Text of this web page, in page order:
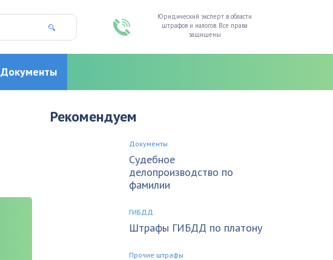
Юридический эксперт в области
штрафов и налогов. Все права
защищены
Документы
Рекомендуем
Документы
Судебное
делопроизводство по
фамилии
ГИБДД
Штрафы ГИБДД по платону
Прочие штрафы